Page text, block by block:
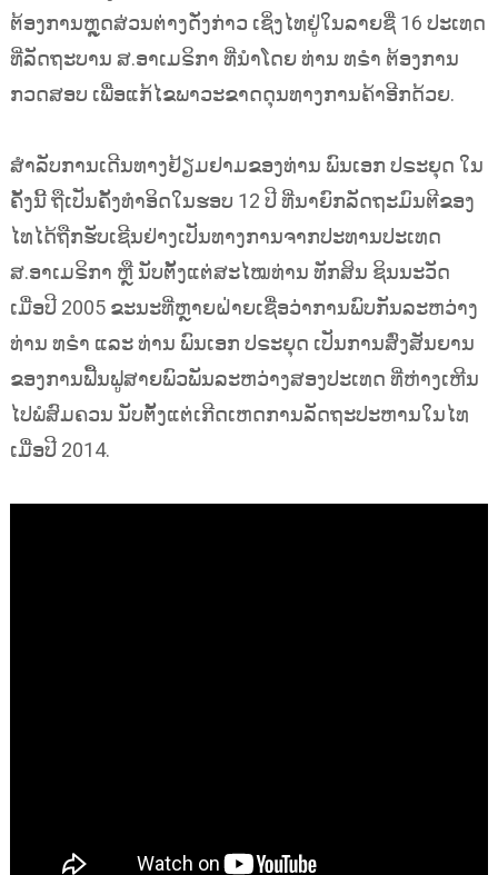
ຕ້ອງການຫຼຸດສ່ວນຕ່າງດັ່ງກ່າວ ເຊິ່ງໄທຢູ່ໃນລາຍຊື່ 16 ປະເທດ
ທີ່ລັດຖະບານ ສ.ອາເມຣິກາ ທີ່ນຳໂດຍ ທ່ານ ທຣຳ ຕ້ອງການ
ກວດສອບ ເພື່ອແກ້ໄຂພາວະຂາດດຸນທາງການຄ້າອີກດ້ວຍ.
ສຳລັບການເດີນທາງຢ້ຽມຢາມຂອງທ່ານ ພົນເອກ ປຣະຍຸດ ໃນ
ຄັ້ງນີ້ ຖືເປັນຄັ້ງທຳອິດໃນຮອບ 12 ປີ ທີ່ນາຍົກລັດຖະມົນຕີຂອງ
ໄທໄດ້ຖືກຮັບເຊີນຢ່າງເປັນທາງການຈາກປະທານປະເທດ
ສ.ອາເມຣິກາ ຫຼື ນັບຕັ້ງແຕ່ສະໄໝທ່ານ ທັກສິນ ຊິນນະວັດ
ເມື່ອປີ 2005 ຂະນະທີ່ຫຼາຍຝ່າຍເຊື່ອວ່າການພົບກັນລະຫວ່າງ
ທ່ານ ທຣຳ ແລະ ທ່ານ ພົນເອກ ປຣະຍຸດ ເປັນການສົ່ງສັນຍານ
ຂອງການຟື້ນຟູສາຍພົວພັນລະຫວ່າງສອງປະເທດ ທີ່ຫ່າງເຫີນ
ໄປພໍສົມຄວນ ນັບຕັ້ງແຕ່ເກີດເຫດການລັດຖະປະຫານໃນໄທ
ເມື່ອປີ 2014.